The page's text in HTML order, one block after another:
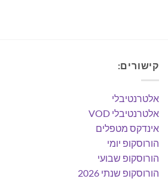
קישורים:
אלטרנטיבלי
אלטרנטיבלי VOD
אינדקס מטפלים
הורוסקופ יומי
הורוסקופ שבועי
הורוסקופ שנתי 2026